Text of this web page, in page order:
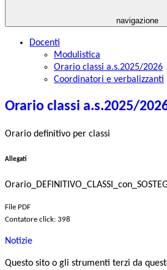
navigazione
Docenti
Modulistica
Orario classi a.s.2025/2026
Coordinatori e verbalizzanti
Orario classi a.s.2025/
Orario definitivo per classi
Allegati
File PDF
Contatore click: 398
Notizie
Questo sito o gli strumenti terzi da